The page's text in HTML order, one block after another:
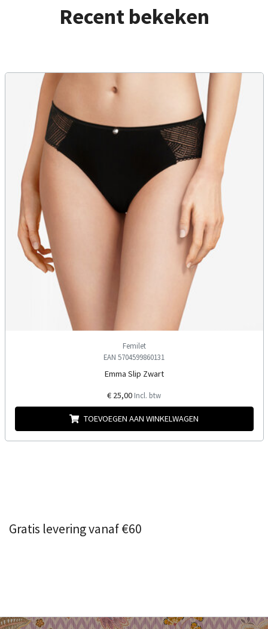
Recent bekeken
Femilet
EAN 5704599860131
Emma Slip Zwart
€ 25,00 Incl. btw
TOEVOEGEN AAN WINKELWAGEN
Gratis levering vanaf €60